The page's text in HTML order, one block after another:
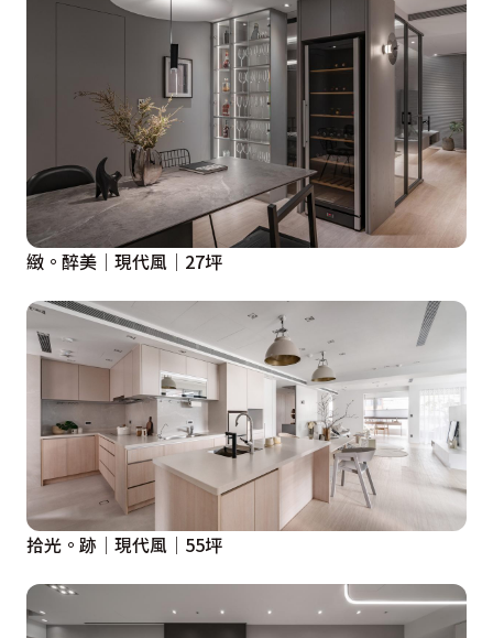
緻。醉美│現代風│27坪
拾光。跡│現代風│55坪